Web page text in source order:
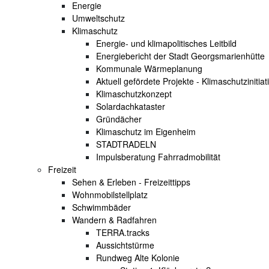
Energie
Umweltschutz
Klimaschutz
Energie- und klimapolitisches Leitbild
Energiebericht der Stadt Georgsmarienhütte
Kommunale Wärmeplanung
Aktuell gefördete Projekte -
Klimaschutzkonzept
Solardachkataster
Gründächer
Klimaschutz im Eigenheim
STADTRADELN
Impulsberatung Fahrradmobilität
Freizeit
Sehen & Erleben - Freizeittipps
Wohnmobilstellplatz
Schwimmbäder
Wandern & Radfahren
TERRA.tracks
Aussichtstürme
Rundweg Alte Kolonie